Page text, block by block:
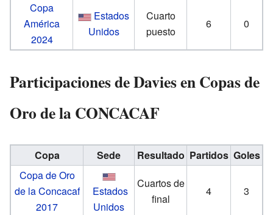
Copa
América
2024
Estados
Unidos
Cuarto
puesto
6 0
Participaciones de Davies en Copas de
Oro de la CONCACAF
Copa Sede Resultado Partidos Goles
Copa de Oro
de la Concacaf
2017
Estados
Unidos
Cuartos de
final
4 3